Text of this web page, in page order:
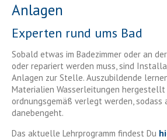
Anlagen
Experten rund ums Bad
Sobald etwas im Badezimmer oder an
oder repariert werden muss, sind
Anlagen zur Stelle. Auszubildende
Materialien Wasserleitungen hergestellt
ordnungsgemäß verlegt werden, sodass
danebengeht.
Das aktuelle Lehrprogramm findest Du